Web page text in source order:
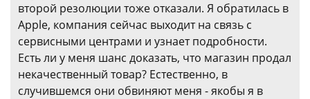
второй резолюции тоже отказали. Я обратилась в
Apple, компания сейчас выходит на связь с
сервисными центрами и узнает подробности.
Есть ли у меня шанс доказать, что магазин продал
некачественный товар? Естественно, в
случившемся они обвиняют меня - якобы я в